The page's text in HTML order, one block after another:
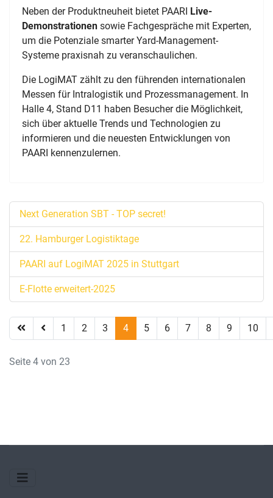
Neben der Produktneuheit bietet PAARI Live-
Demonstrationen sowie Fachgespräche mit Experten,
um die Potenziale smarter Yard-Management-
Systeme praxisnah zu veranschaulichen.
Die LogiMAT zählt zu den führenden internationalen
Messen für Intralogistik und Prozessmanagement. In
Halle 4, Stand D11 haben Besucher die Möglichkeit,
sich über aktuelle Trends und Technologien zu
informieren und die neuesten Entwicklungen von
PAARI kennenzulernen.
Next Generation SBT - TOP secret!
22. Hamburger Logistiktage
PAARI auf LogiMAT 2025 in Stuttgart
E-Flotte erweitert-2025
1 2 3 4 5 6 7 8 9 10
Seite 4 von 23